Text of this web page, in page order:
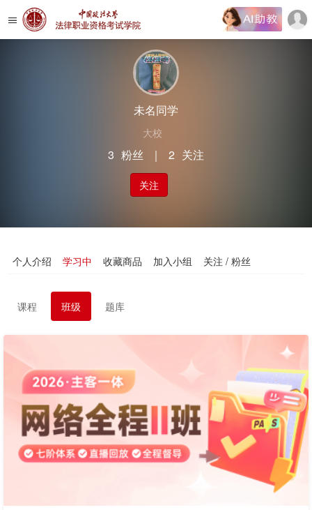
未名同学
大校
3 粉丝 ｜ 2 关注
关注
个人介绍 学习中 收藏商品 加入小组 关注 / 粉丝
课程 班级 题库